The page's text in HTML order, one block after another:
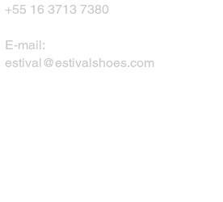
+55 16 3713 7380
E-mail:
estival@estivalshoes.com